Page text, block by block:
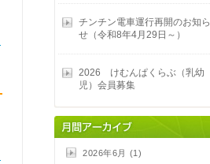
チンチン電車運行再開のお知ら
せ（令和8年4月29日～）
2026 けむんぱくらぶ（乳幼
児）会員募集
2026年6月 (1)